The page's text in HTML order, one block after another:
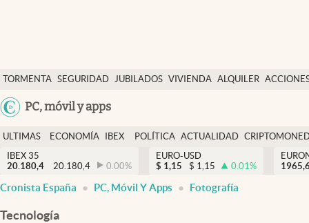
TORMENTA SEGURIDAD JUBILADOS VIVIENDA ALQUILER
USA
PC, móvil y apps
Economía y finanzas
Política
Actualidad
Criptomonedas
España
ULTIMAS
NOTICIAS
ECONOMÍA
FINANZAS
IBEX
EURO
POLÍTICA ACTUALIDAD
IBEX 35
20.180,4
20.180,4 0.00%
EURO-USD
$ 1,15 $ 1,15 0.01%
Cronista España PC, Móvil Y Apps Fotografía
Tecnología